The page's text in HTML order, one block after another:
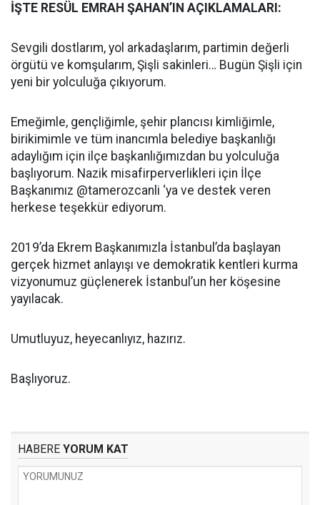
İŞTE RESÜL EMRAH ŞAHAN’IN AÇIKLAMALARI:
Sevgili dostlarım, yol arkadaşlarım, partimin değerli
örgütü ve komşularım, Şişli sakinleri… Bugün Şişli için
yeni bir yolculuğa çıkıyorum.
Emeğimle, gençliğimle, şehir plancısı kimliğimle,
birikimimle ve tüm inancımla belediye başkanlığı
adaylığım için ilçe başkanlığımızdan bu yolculuğa
başlıyorum. Nazik misafirperverlikleri için İlçe
Başkanımız @tamerozcanli ‘ya ve destek veren
herkese teşekkür ediyorum.
2019’da Ekrem Başkanımızla İstanbul’da başlayan
gerçek hizmet anlayışı ve demokratik kentleri kurma
vizyonumuz güçlenerek İstanbul’un her köşesine
yayılacak.
Umutluyuz, heyecanlıyız, hazırız.
Başlıyoruz.
HABERE YORUM KAT